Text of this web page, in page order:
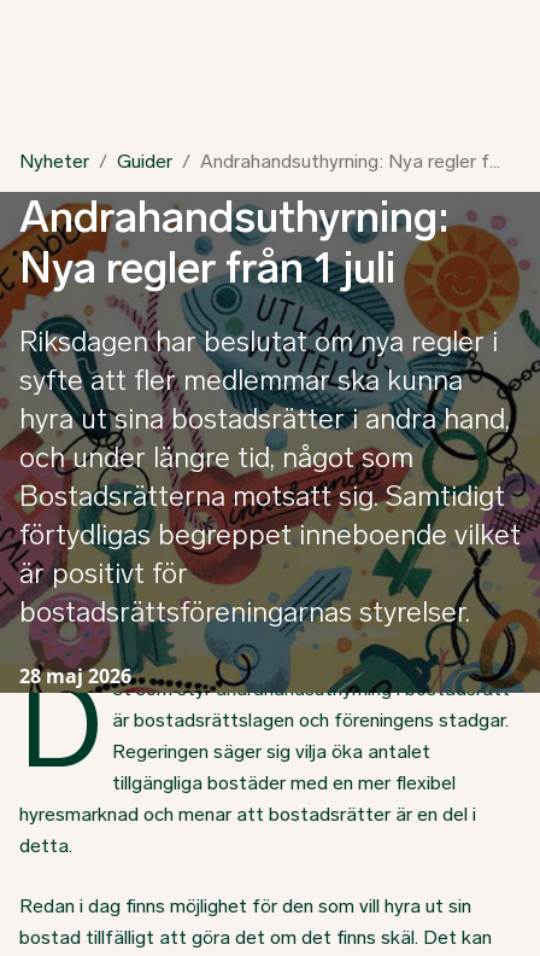
Nyheter Guider Andrahandsuthyrning: Nya regler från 1 juli
Andrahandsuthyrning:
Nya regler från 1 juli
Riksdagen har beslutat om nya regler i
syfte att fler medlemmar ska kunna
hyra ut sina bostadsrätter i andra hand,
och under längre tid, något som
Bostadsrätterna motsatt sig. Samtidigt
förtydligas begreppet inneboende vilket
är positivt för
bostadsrättsföreningarnas styrelser.
28 maj 2026
D et som styr andrahandsuthyrning i bostadsrätt
är bostadsrättslagen och föreningens stadgar.
Regeringen säger sig vilja öka antalet
tillgängliga bostäder med en mer flexibel
hyresmarknad och menar att bostadsrätter är en del i
detta.
Redan i dag finns möjlighet för den som vill hyra ut sin
bostad tillfälligt att göra det om det finns skäl. Det kan